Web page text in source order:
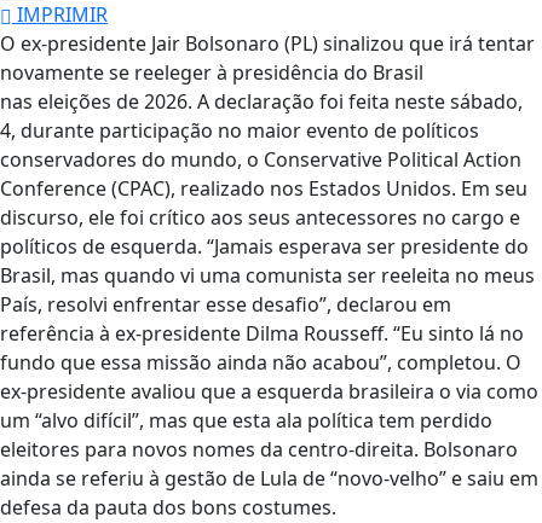
IMPRIMIR
O ex-presidente Jair Bolsonaro (PL) sinalizou que irá tentar
novamente se reeleger à presidência do Brasil
nas eleições de 2026. A declaração foi feita neste sábado,
4, durante participação no maior evento de políticos
conservadores do mundo, o Conservative Political Action
Conference (CPAC), realizado nos Estados Unidos. Em seu
discurso, ele foi crítico aos seus antecessores no cargo e
políticos de esquerda. “Jamais esperava ser presidente do
Brasil, mas quando vi uma comunista ser reeleita no meus
País, resolvi enfrentar esse desafio”, declarou em
referência à ex-presidente Dilma Rousseff. “Eu sinto lá no
fundo que essa missão ainda não acabou”, completou. O
ex-presidente avaliou que a esquerda brasileira o via como
um “alvo difícil”, mas que esta ala política tem perdido
eleitores para novos nomes da centro-direita. Bolsonaro
ainda se referiu à gestão de Lula de “novo-velho” e saiu em
defesa da pauta dos bons costumes.